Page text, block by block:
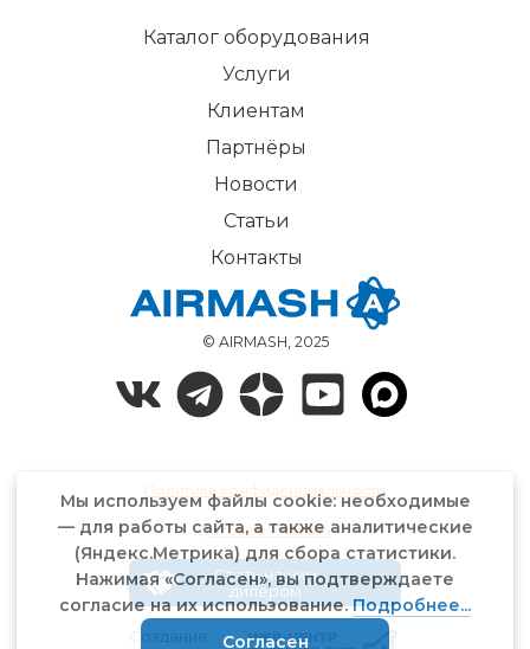
© AIRMASH, 2025
Каталог оборудования
Услуги
Клиентам
Партнёры
Новости
Статьи
Контакты
Политика конфиденциальности
Договор-оферта
Стать нашим
дилером
Мы используем файлы cookie: необходимые
— для работы сайта, а также аналитические
(Яндекс.Метрика) для сбора статистики.
Нажимая «Согласен», вы подтверждаете
согласие на их использование.Подробнее...
Согласен